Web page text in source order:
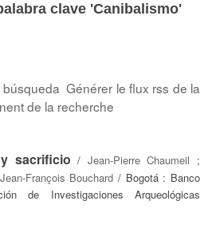
clave 'Canibalismo'
Générer le flux rss de la
de la recherche
sacrificio / Jean-Pierre Chaumeil ;
Jean-François Bouchard / Bogotá : Banco
de Investigaciones Arqueológicas